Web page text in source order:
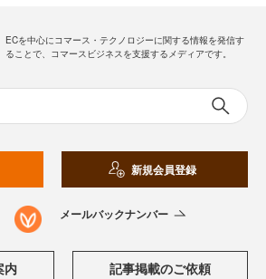
ECを中心にコマース・テクノロジーに関する情報を発信す
ることで、コマースビジネスを支援するメディアです。
新規会員登録
メールバックナンバー
内 記事掲載のご依頼